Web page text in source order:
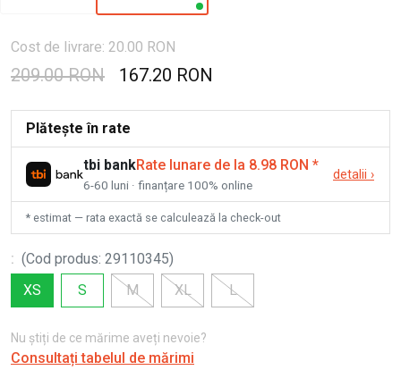
Cost de livrare: 20.00 RON
209.00 RON 167.20 RON
Plătește în rate
tbi bankRate lunare de la 8.98 RON *
6-60 luni · finanțare 100% online
detalii ›
* estimat — rata exactă se calculează la check-out
: (Cod produs: 29110345)
XS
S M XL L
Nu știți de ce mărime aveți nevoie?
Consultați tabelul de mărimi